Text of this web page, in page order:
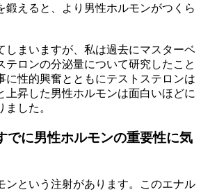
鍛えると、より男性ホルモンがつくら
しまいますが、私は過去にマスターベ
テロンの分泌量について研究したこと
に性的興奮とともにテストステロンは
上昇した男性ホルモンは面白いほどに
した。
でに男性ホルモンの重要性に気
ンという注射があります。このエナル